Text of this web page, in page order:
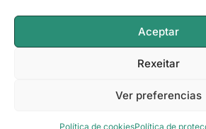
Aceptar
Rexeitar
Ver preferencias
Política de cookiesPolítica de